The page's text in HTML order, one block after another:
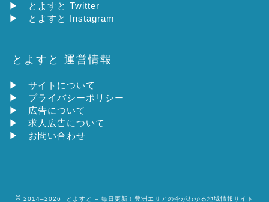
▶
とよすと Twitter
▶
とよすと Instagram
とよすと 運営情報
▶ サイトについて
▶ プライバシーポリシー
▶ 広告について
▶ 求人広告について
▶ お問い合わせ
2014–2026 とよすと – 毎日更新！豊洲エリアの今がわかる地域情報サイト